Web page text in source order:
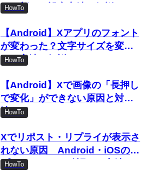
ない新しい設定方法を解説
HowTo
【Android】Xアプリのフォント
が変わった？文字サイズを変更
する方法を解説
HowTo
【Android】Xで画像の「長押し
で変化」ができない原因と対処
法HowTo
Xでリポスト・リプライが表示さ
れない原因 Android・iOSの新
プロフィールで確認する方法
HowTo